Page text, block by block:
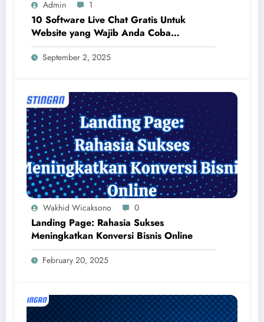
Admin 1
10 Software Live Chat Gratis Untuk
Website yang Wajib Anda Coba
Sekarang Juga!
September 2, 2025
Wakhid Wicaksono 0
Landing Page: Rahasia Sukses
Meningkatkan Konversi Bisnis Online
February 20, 2025